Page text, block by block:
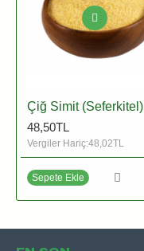
Çiğ Simit (Seferkitel)
48,50TL
Vergiler Hariç:48,02TL
Sepete Ekle